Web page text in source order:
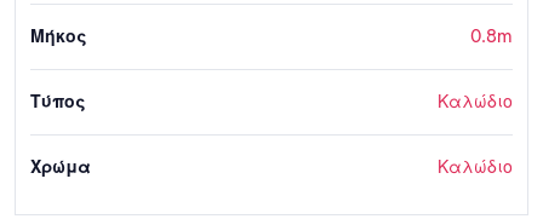
Μήκος 0.8m
Τύπος Καλώδιο
Χρώμα Καλώδιο